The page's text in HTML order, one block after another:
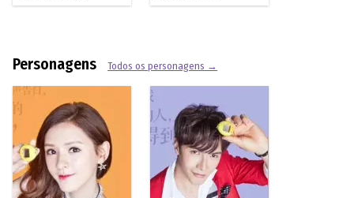
Personagens Todos os personagens →